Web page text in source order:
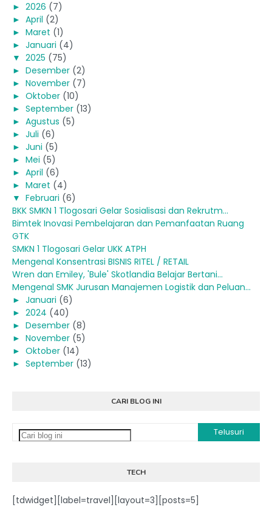
► 2026 (7)
► April (2)
► Maret (1)
► Januari (4)
▼ 2025 (75)
► Desember (2)
► November (7)
► Oktober (10)
► September (13)
► Agustus (5)
► Juli (6)
► Juni (5)
► Mei (5)
► April (6)
► Maret (4)
▼ Februari (6)
BKK SMKN 1 Tlogosari Gelar Sosialisasi dan Rekrutm...
Bimtek Inovasi Pembelajaran dan Pemanfaatan Ruang
GTK
SMKN 1 Tlogosari Gelar UKK ATPH
Mengenal Konsentrasi BISNIS RITEL / RETAIL
Wren dan Emiley, 'Bule' Skotlandia Belajar Bertani...
Mengenal SMK Jurusan Manajemen Logistik dan Peluan...
► Januari (6)
► 2024 (40)
► Desember (8)
► November (5)
► Oktober (14)
► September (13)
CARI BLOG INI
TECH
[tdwidget][label=travel][layout=3][posts=5]